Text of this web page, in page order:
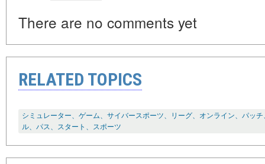
There are no comments yet
RELATED TOPICS
シミュレーター、ゲーム、サイバースポーツ、リーグ、オンライン、パッ
ル、パス、スタート、スポーツ